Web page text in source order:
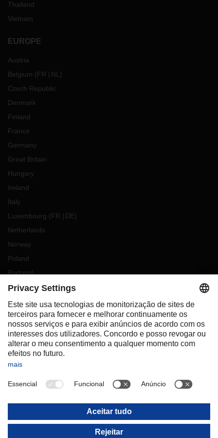
Thailand
Vietnam
EUROPE
Austria
Belgium (FR NL )
Czech Republic
Denmark
Finland
France
Germany
Great Britain
Hungary
Ireland
Italy
Luxembourg (FR DE)
Netherlands
Norway
Poland
Portugal
Romania
Slovakia
Spain
Sweden
Switzerland(DE FR)
Turkey
OCEANIA